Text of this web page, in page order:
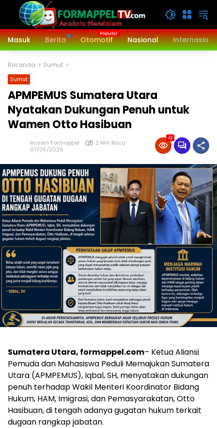
Langsung
konten
Masuk
Berita Otomotif Nasional
Beranda Sumut
Sumut
APMPEMUS Sumatera Utara
Nyatakan Dukungan Penuh untuk
Wamen Otto Hasibuan
Husein Formappel
2 Min Baca
07/05/2026
42
Sumatera Utara, formappel.com– Ketua Aliansi
Pemuda dan Mahasiswa Peduli Memajukan Sumatera
Utara (APMPEMUS), Iqbal, SH, menyatakan dukungan
penuh terhadap Wakil Menteri Koordinator Bidang
Hukum, HAM, Imigrasi, dan Pemasyarakatan, Otto
Hasibuan, di tengah adanya gugatan hukum terkait
dugaan rangkap jabatan.